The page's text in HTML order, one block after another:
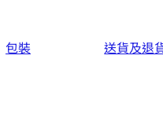
包裝 送貨及退